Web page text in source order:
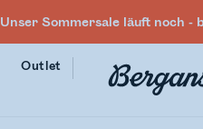
Unser Sommersale läuft noch -
Outlet